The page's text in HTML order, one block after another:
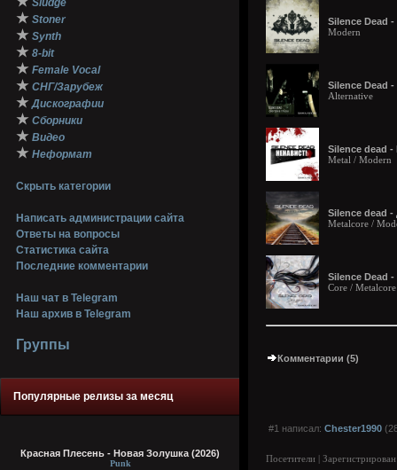
Sludge
★ Stoner
★ Synth
★ 8-bit
★ Female Vocal
★ СНГ/Зарубеж
★ Дискографии
★ Сборники
★ Видео
★ Неформат
Скрыть категории
Написать администрации сайта
Ответы на вопросы
Статистика сайта
Последние комментарии
Наш чат в Telegram
Наш архив в Telegram
Группы
Популярные релизы за месяц
Красная Плесень - Новая Золушка (2026)
Punk
Silence Dead
Modern
Silence Dead
Alternative
Silence dead -
Metal / Modern
Silence dead
Metalcore /
Silence Dead
Core / Metalcore
Комментарии (5)
#1 написал: Chester1990
Посетители |